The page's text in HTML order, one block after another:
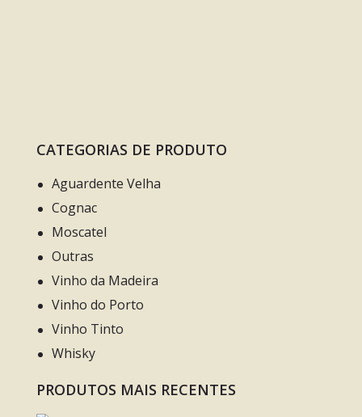
CATEGORIAS DE PRODUTO
Aguardente Velha
Cognac
Moscatel
Outras
Vinho da Madeira
Vinho do Porto
Vinho Tinto
Whisky
PRODUTOS MAIS RECENTES